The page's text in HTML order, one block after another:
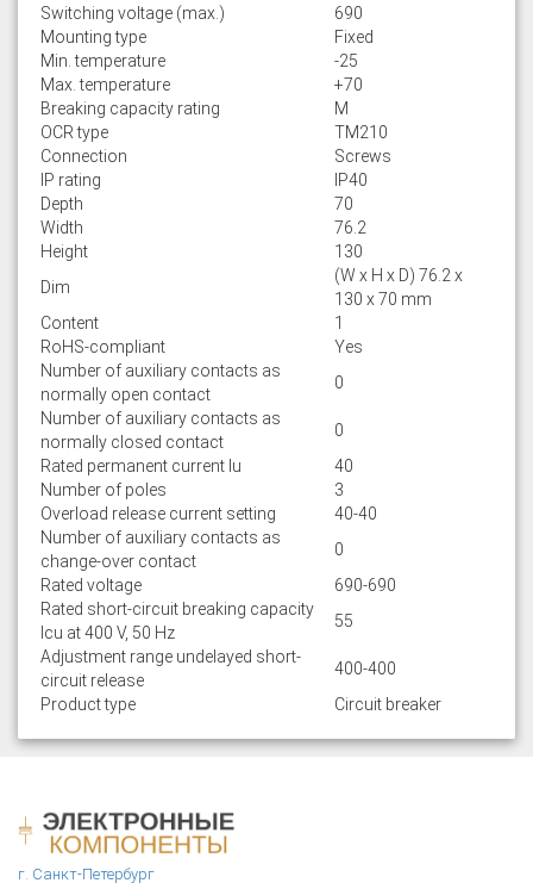
Switching voltage (max.)
690
Mounting type
Fixed
Min. temperature
-25
Max. temperature
+70
Breaking capacity rating
M
OCR type
TM210
Connection
Screws
IP rating
IP40
Depth
70
Width
76.2
Height
130
Dim
(W x H x D) 76.2 x
130 x 70 mm
Content
1
RoHS-compliant
Yes
Number of auxiliary contacts as
normally open contact
0
Number of auxiliary contacts as
normally closed contact
0
Rated permanent current Iu
40
Number of poles
3
Overload release current setting
40-40
Number of auxiliary contacts as
change-over contact
0
Rated voltage
690-690
Rated short-circuit breaking capacity
lcu at 400 V, 50 Hz
55
Adjustment range undelayed short-
circuit release
400-400
Product type
Circuit breaker
г. Санкт-Петербург